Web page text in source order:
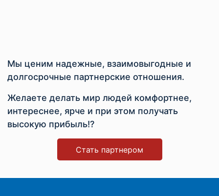
Мы ценим надежные, взаимовыгодные и
долгосрочные партнерские отношения.
Желаете делать мир людей комфортнее,
интереснее, ярче и при этом получать
высокую прибыль!?
Стать партнером